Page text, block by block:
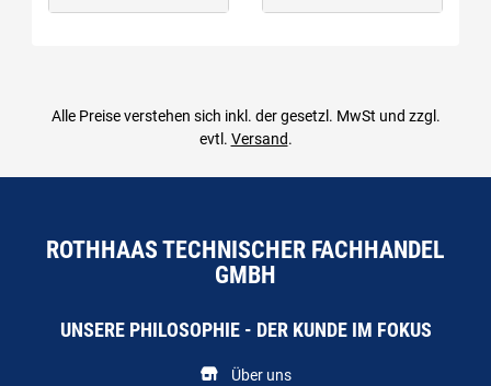
Alle Preise verstehen sich inkl. der gesetzl. MwSt und zzgl.
evtl. Versand.
ROTHHAAS TECHNISCHER FACHHANDEL
GMBH
UNSERE PHILOSOPHIE - DER KUNDE IM FOKUS
Über uns